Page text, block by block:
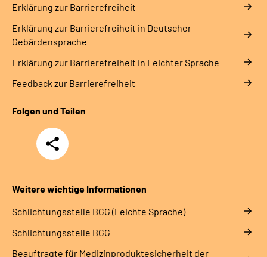
Erklärung zur Barrierefreiheit
Erklärung zur Barrierefreiheit in Deutscher
Gebärdensprache
Erklärung zur Barrierefreiheit in Leichter Sprache
Feedback zur Barrierefreiheit
Folgen und Teilen
Teilen
Weitere wichtige Informationen
Schlich­tungs­stel­le BGG (Leichte Sprache)
Schlich­tungs­stel­le BGG
Beauftragte für Medizinproduktesicherheit der